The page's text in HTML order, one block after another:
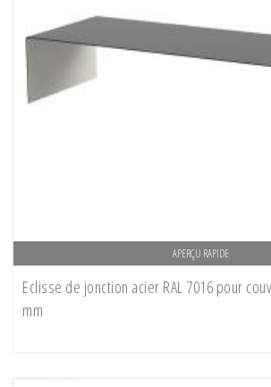
APERÇU RAPIDE
Eclisse de jonction acier RAL 7016 pour
mm